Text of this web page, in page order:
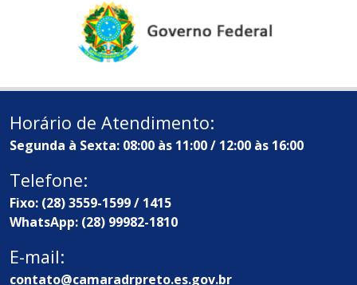
Horário de Atendimento:
Segunda à Sexta: 08:00 às 11:00 / 12:00 às 16:00
Telefone:
Fixo: (28) 3559-1599 / 1415
WhatsApp: (28) 99982-1810
E-mail:
contato@camaradrpreto.es.gov.br